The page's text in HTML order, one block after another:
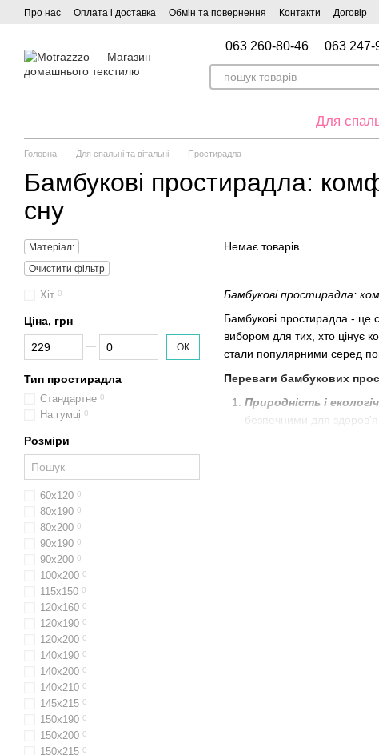
Перейти до основного контенту
Про нас Оплата і доставка Обмін та повернення Контакти Договір
063 260-80-46 063 247-
Для
Головна Для спальні та вітальні Простирадла
Бамбукові простирадла:
сну
Бамбукові простирадла:
Бамбукові простирадла - це
вибором для тих, хто цінує
стали популярними серед
Переваги бамбукових
Природність і
безпечними для здоров'я.
Немає товарів
Матеріал:
Очистити фільтр
Хіт 0
Ціна, грн
Від Ціна, грн
До Ціна, грн ОК
Тип простирадла
Стандартне 0
На гумці 0
Розміри
60х120 0
80х190 0
80x200 0
90x190 0
90x200 0
100x200 0
115х150 0
120х160 0
120x190 0
120х200 0
140x190 0
140x200 0
140x210 0
145х215 0
150x190 0
150x200 0
150x215 0